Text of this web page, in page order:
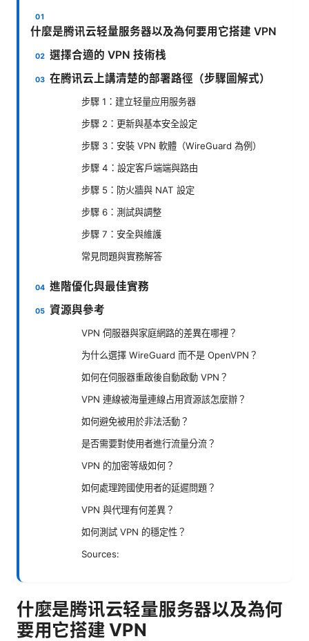
什麼是腾讯云轻量服务器以及為何要用它搭建 VPN
選擇合適的 VPN 技術栈
在腾讯云上講清楚的部署路徑（步驟圖解式）
步驟 1：建立轻量应用服务器
步驟 2：更新與基本安全設定
步驟 3：安裝 VPN 軟體（WireGuard 為例）
步驟 4：設定客戶端端與路由
步驟 5：防火牆與 NAT 設定
步驟 6：測試與調整
步驟 7：安全與維護
常見問題與實務解答
進階優化與最佳實務
資源與參考
VPN 伺服器與家庭網路的差異在哪裡？
为什么選擇 WireGuard 而不是 OpenVPN？
如何在伺服器重啟後自動啟動 VPN？
VPN 連線被海量連線占用資源該怎麼辦？
如何避免被用於非法活動？
是否需要對使用者進行流量分流？
VPN 的加密等級如何？
如何處理跨國使用者的延遲問題？
VPN 與代理有何差異？
如何測試 VPN 的穩定性？
Sources:
什麼是腾讯云轻量服务器以及為何
要用它搭建 VPN